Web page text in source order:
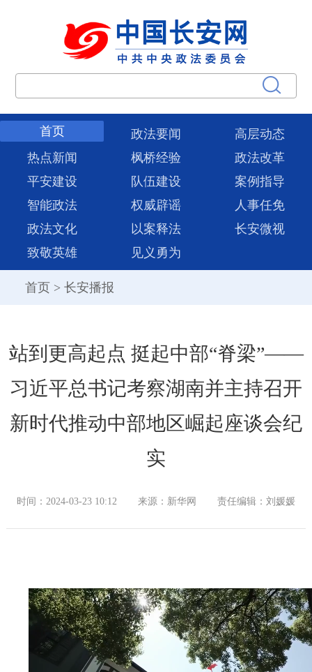
首页 政法要闻
高层动态
热点新闻
枫桥经验
政法改革
平安建设
队伍建设
案例指导
智能政法
权威辟谣
人事任免
政法文化
以案释法
长安微视
致敬英雄
见义勇为
首页 > 长安播报
站到更高起点 挺起中部“脊梁”——
习近平总书记考察湖南并主持召开
新时代推动中部地区崛起座谈会纪
实
时间：2024-03-23 10:12 来源：新华网 责任编辑：刘媛媛